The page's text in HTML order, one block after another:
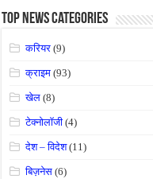
Top News Categories
करियर (9)
क्राइम (93)
खेल (8)
टेक्नोलॉजी (4)
देश – विदेश(11)
बिज़नेस (6)